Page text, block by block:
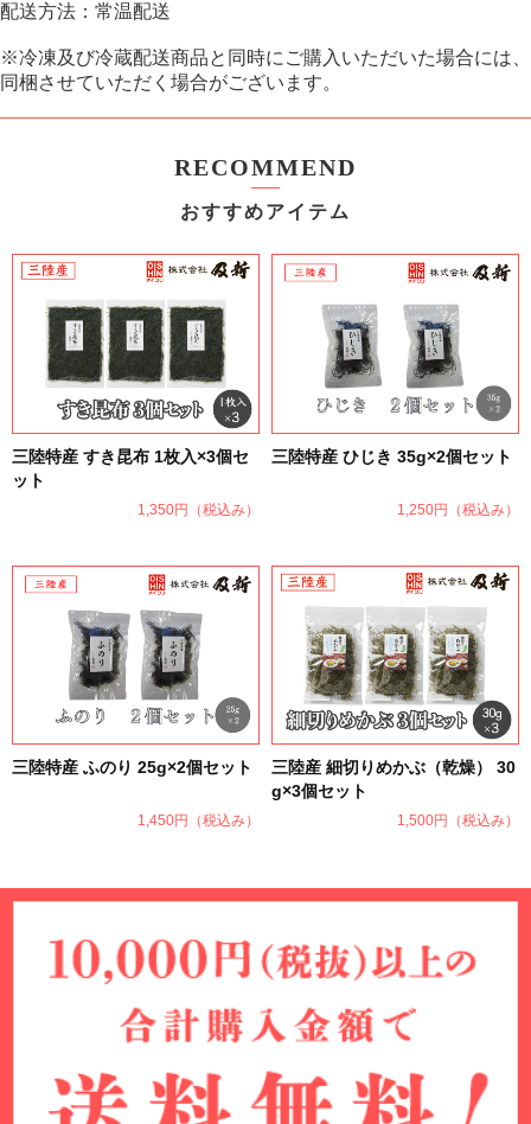
配送方法：常温配送
※冷凍及び冷蔵配送商品と同時にご購入いただいた場合には、
同梱させていただく場合がございます。
RECOMMEND
おすすめアイテム
三陸特産 すき昆布 1枚入×3個セ
ット
1,350円 （税込み）
三陸特産 ひじき 35g×2個セット
1,250円 （税込み）
三陸特産 ふのり 25g×2個セット
1,450円 （税込み）
三陸産 細切りめかぶ（乾燥） 30
g×3個セット
1,500円 （税込み）